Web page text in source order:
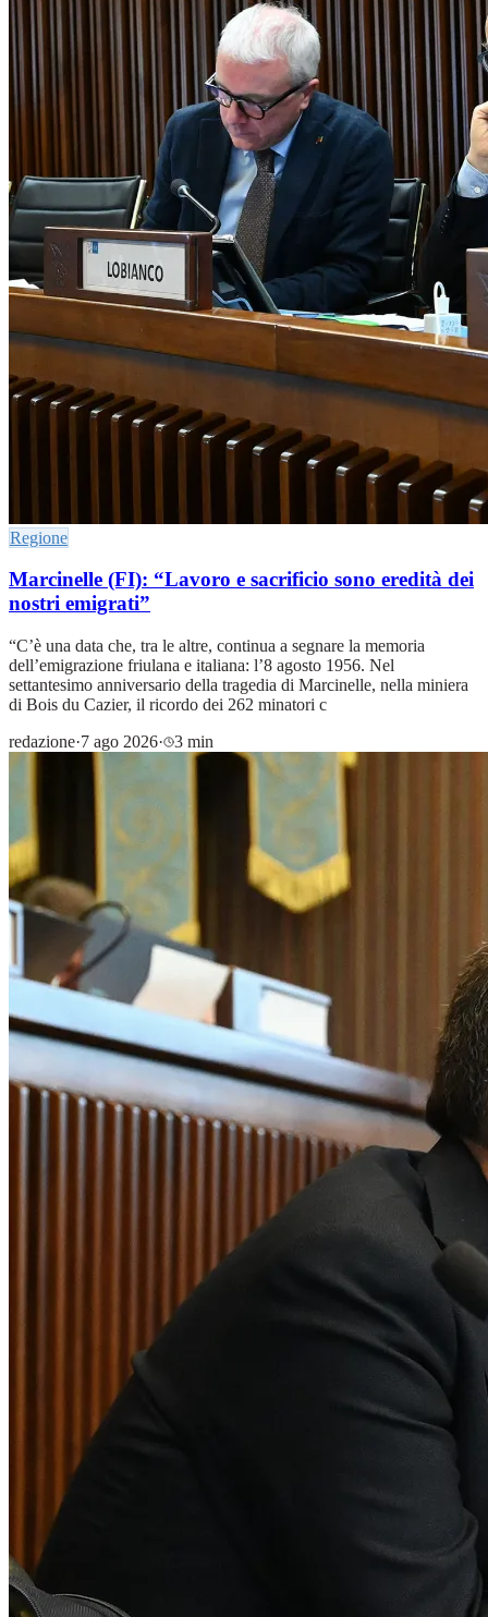
Regione
Marcinelle (FI): “Lavoro e sacrificio sono eredità dei
nostri emigrati”
“C’è una data che, tra le altre, continua a segnare la memoria
dell’emigrazione friulana e italiana: l’8 agosto 1956. Nel
settantesimo anniversario della tragedia di Marcinelle, nella miniera
di Bois du Cazier, il ricordo dei 262 minatori c
redazione·7 ago 2026· 3 min